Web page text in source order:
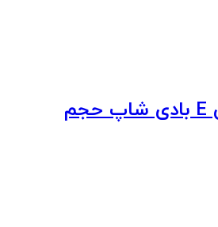
تونر ویتامین E بادی شاپ حجم